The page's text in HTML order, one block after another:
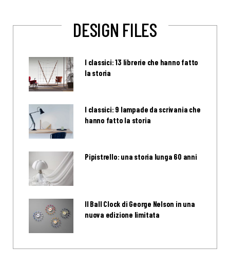
DESIGN FILES
I classici: 13 librerie che hanno fatto
la storia
I classici: 9 lampade da scrivania che
hanno fatto la storia
Pipistrello: una storia lunga 60 anni
Il Ball Clock di George Nelson in una
nuova edizione limitata